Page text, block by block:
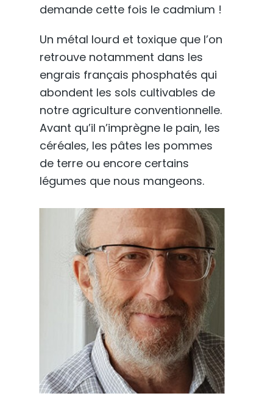
demande cette fois le cadmium !
Un métal lourd et toxique que l’on
retrouve notamment dans les
engrais français phosphatés qui
abondent les sols cultivables de
notre agriculture conventionnelle.
Avant qu’il n’imprègne le pain, les
céréales, les pâtes les pommes
de terre ou encore certains
légumes que nous mangeons.